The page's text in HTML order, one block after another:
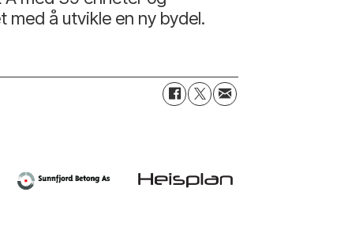
med å utvikle en ny bydel.